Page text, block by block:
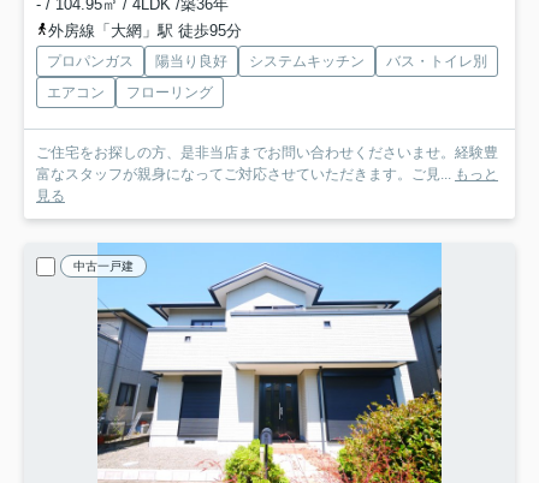
- / 104.95㎡ / 4LDK /築36年
外房線「大網」駅 徒歩95分
プロパンガス 陽当り良好 システムキッチン
バス・トイレ別
エアコン
フローリング
ご住宅をお探しの方、是非当店までお問い合わせくださいませ。経験豊
富なスタッフが親身になってご対応させていただきます。ご見...
もっと
見る
中古一戸建